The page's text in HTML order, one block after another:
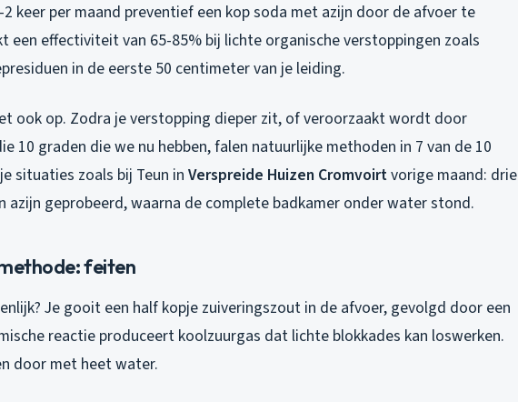
keer per maand preventief een kop soda met azijn door de afvoer te
een effectiviteit van 65-85% bij lichte organische verstoppingen zoals
in de eerste 50 centimeter van je leiding.
ook op. Zodra je verstopping dieper zit, of veroorzaakt wordt door
10 graden die we nu hebben, falen natuurlijke methoden in 7 van de 10
situaties zoals bij Teun in Verspreide Huizen Cromvoirtvorige maand: drie
azijn geprobeerd, waarna de complete badkamer onder water stond.
feiten
Je gooit een half kopje zuiveringszout in de afvoer, gevolgd door een
reactie produceert koolzuurgas dat lichte blokkades kan loswerken.
door met heet water.